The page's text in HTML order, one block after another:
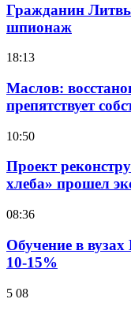
Гражданин
шпионаж
18:13
Маслов:
препятствует
10:50
Проект
хлеба» прошел
08:36
Обучение в
10-15%
5 08